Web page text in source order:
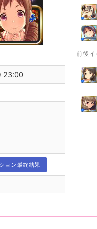
23:00
ョン最終結果
前後